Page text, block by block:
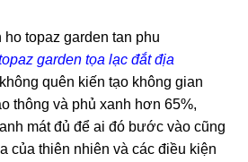
garden tọa lạc đắt địa
quên kiến tạo không gian
thông và phủ xanh hơn 65%,
mát đủ để ai đó bước vào cũng
của thiên nhiên và các điều kiện